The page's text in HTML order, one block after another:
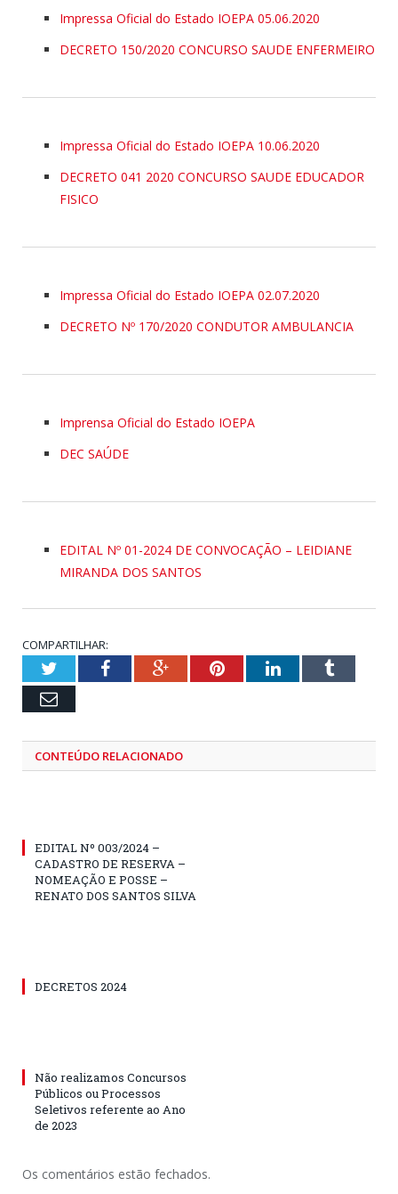
Impressa Oficial do Estado IOEPA 05.06.2020
DECRETO 150/2020 CONCURSO SAUDE ENFERMEIRO
Impressa Oficial do Estado IOEPA 10.06.2020
DECRETO 041 2020 CONCURSO SAUDE EDUCADOR
FISICO
Impressa Oficial do Estado IOEPA 02.07.2020
DECRETO Nº 170/2020 CONDUTOR AMBULANCIA
Imprensa Oficial do Estado IOEPA
DEC SAÚDE
EDITAL Nº 01-2024 DE CONVOCAÇÃO – LEIDIANE
MIRANDA DOS SANTOS
COMPARTILHAR:
TwitterFacebookGoogle+PinterestLinkedInTumblr
Email
CONTEÚDO RELACIONADO
EDITAL Nº 003/2024 –
CADASTRO DE RESERVA –
NOMEAÇÃO E POSSE –
RENATO DOS SANTOS SILVA
DECRETOS 2024
Não realizamos Concursos
Públicos ou Processos
Seletivos referente ao Ano
de 2023
Os comentários estão fechados.